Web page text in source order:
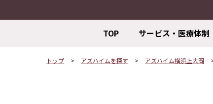
TOP サービス・医療体制
トップ アズハイムを探す アズハイム横浜上大岡